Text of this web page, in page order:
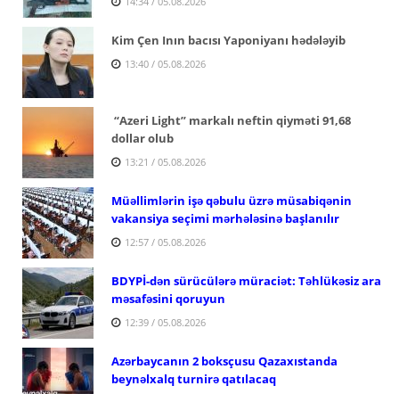
Kim Çen Inın bacısı Yaponiyanı hədələyib
13:40 / 05.08.2026
“Azeri Light” markalı neftin qiyməti 91,68
dollar olub
13:21 / 05.08.2026
Müəllimlərin işə qəbulu üzrə müsabiqənin
vakansiya seçimi mərhələsinə başlanılır
12:57 / 05.08.2026
BDYPİ-dən sürücülərə müraciət: Təhlükəsiz ara
məsafəsini qoruyun
12:39 / 05.08.2026
Azərbaycanın 2 boksçusu Qazaxıstanda
beynəlxalq turnirə qatılacaq